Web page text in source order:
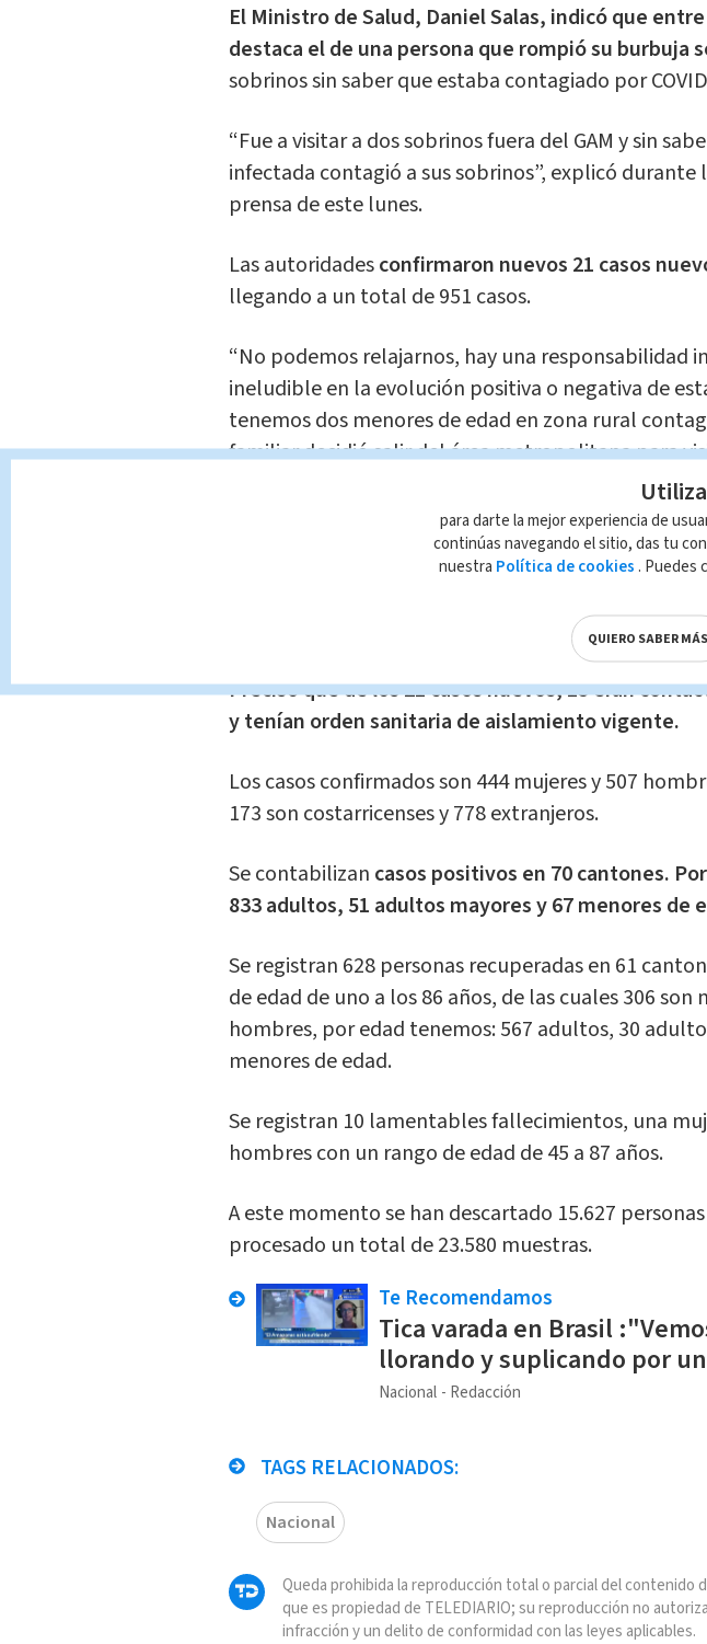
El Ministro de Salud, Daniel Salas, indicó que
destaca el de una persona que rompió su burbuja
sobrinos sin saber que estaba contagiado por
“Fue a visitar a dos sobrinos fuera del GAM y sin
infectada contagió a sus sobrinos”, explicó durante
prensa de este lunes.
Las autoridadesconfirmaron nuevos 21 casos
llegando a un total de 951 casos.
“No podemos relajarnos, hay una responsabilidad
ineludible en la evolución positiva o negativa de
tenemos dos menores de edad en zona rural
familiar decidió salir del área metropolitana para
Ministro de Salud, Daniel Salas, explica que un
burbuja social e infectó a dos sobrinos "sin saber".
pic.twitter.com/XZc6twB0fN
May 25, 2020
Precisó que de los 21 casos nuevos, 15 eran
y tenían orden sanitaria de aislamiento vigente.
Los casos confirmados son 444 mujeres y 507
173 son costarricenses y 778 extranjeros.
Se contabilizan casos positivos en 70 cantones.
833 adultos, 51 adultos mayores y 67 menores de
Se registran 628 personas recuperadas en 61
de edad de uno a los 86 años, de las cuales 306 son
hombres, por edad tenemos: 567 adultos, 30
menores de edad.
Se registran 10 lamentables fallecimientos, una
hombres con un rango de edad de 45 a 87 años.
A este momento se han descartado 15.627
procesado un total de 23.580 muestras.
Te Recomendamos
Tica varada en Brasil
llorando y suplicando por
Nacional Redacción
TAGS RELACIONADOS:
Nacional
Queda prohibida la reproducción total o parcial del contenido
que es propiedad de TELEDIARIO; su reproducción no
infracción y un delito de conformidad con las leyes aplicables.
para darte la mejor experiencia de
continúas navegando el sitio, das tu
nuestra Política de cookies . Puedes
QUIERO SABER MÁS